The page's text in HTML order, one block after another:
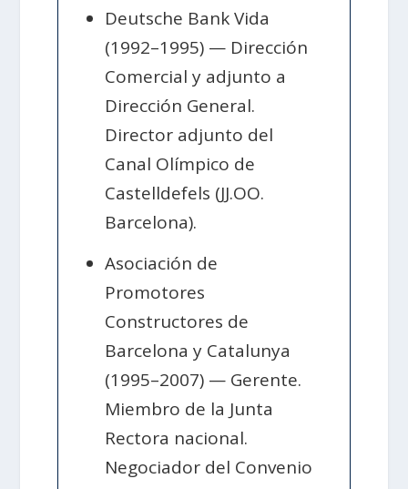
Deutsche Bank Vida
(1992–1995) — Dirección
Comercial y adjunto a
Dirección General.
Director adjunto del
Canal Olímpico de
Castelldefels (JJ.OO.
Barcelona).
Asociación de
Promotores
Constructores de
Barcelona y Catalunya
(1995–2007) — Gerente.
Miembro de la Junta
Rectora nacional.
Negociador del Convenio